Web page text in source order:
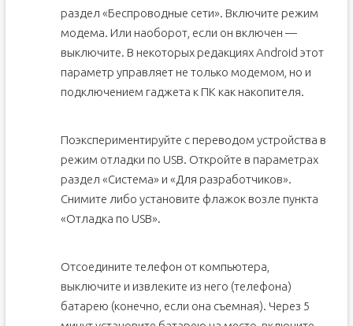
раздел «Беспроводные сети». Включите режим
модема. Или наоборот, если он включен —
выключите. В некоторых редакциях Android этот
параметр управляет не только модемом, но и
подключением гаджета к ПК как накопителя.
Поэкспериментируйте с переводом устройства в
режим отладки по USB. Откройте в параметрах
раздел «Система» и «Для разработчиков».
Снимите либо установите флажок возле пункта
«Отладка по USB».
Отсоедините телефон от компьютера,
выключите и извлеките из него (телефона)
батарею (конечно, если она съемная). Через 5